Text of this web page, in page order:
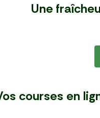
Une
courses en